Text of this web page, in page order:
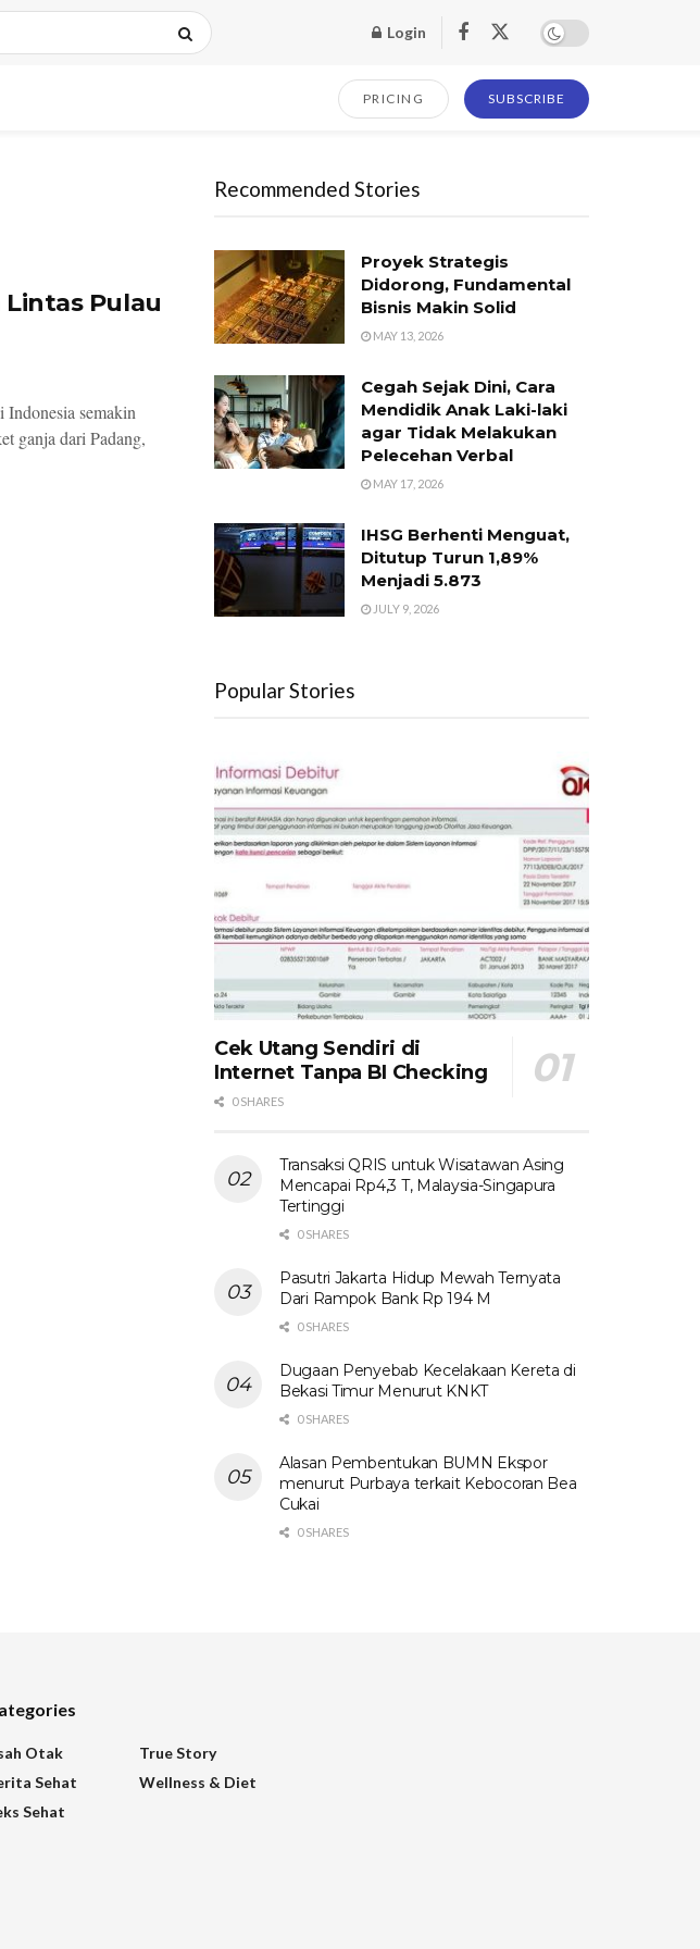
Login
PRICING SUBSCRIBE
Pulau
Indonesia semakin
ganja dari Padang,
Recommended Stories
Proyek Strategis
Didorong, Fundamental
Bisnis Makin Solid
MAY 13, 2026
Cegah Sejak Dini, Cara
Mendidik Anak Laki-laki
agar Tidak Melakukan
Pelecehan Verbal
MAY 17, 2026
IHSG Berhenti Menguat,
Ditutup Turun 1,89%
Menjadi 5.873
JULY 9, 2026
Popular Stories
Cek Utang Sendiri di
Internet Tanpa BI Checking
0 SHARES
Transaksi QRIS untuk Wisatawan Asing
Mencapai Rp4,3 T, Malaysia-Singapura
Tertinggi
0 SHARES
Pasutri Jakarta Hidup Mewah Ternyata
Dari Rampok Bank Rp 194 M
0 SHARES
Dugaan Penyebab Kecelakaan Kereta di
Bekasi Timur Menurut KNKT
0 SHARES
Alasan Pembentukan BUMN Ekspor
menurut Purbaya terkait Kebocoran Bea
Cukai
0 SHARES
Otak
Sehat
Sehat
True Story
Wellness & Diet